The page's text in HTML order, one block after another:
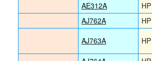
AE312A
HP
AJ762A
HP
AJ763A
HP